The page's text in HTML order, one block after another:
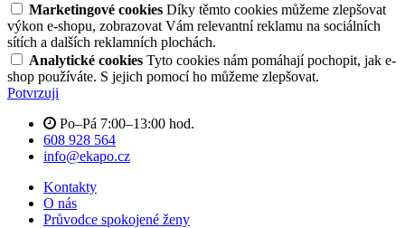
Marketingové cookies Díky těmto cookies můžeme zlepšovat
výkon e-shopu, zobrazovat Vám relevantní reklamu na sociálních
sítích a dalších reklamních plochách.
Analytické cookies Tyto cookies nám pomáhají pochopit, jak e-
shop používáte. S jejich pomocí ho můžeme zlepšovat.
Potvrzuji
Po–Pá 7:00–13:00 hod.
608 928 564
info@ekapo.cz
Kontakty
O nás
Průvodce spokojené ženy